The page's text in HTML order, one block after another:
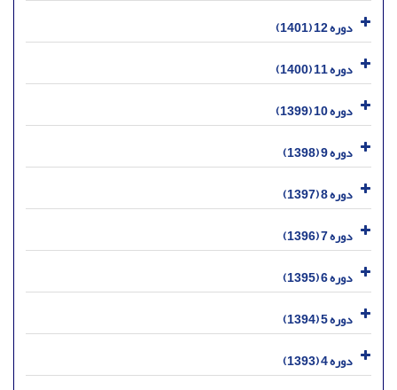
دوره 12 (1401)
دوره 11 (1400)
دوره 10 (1399)
دوره 9 (1398)
دوره 8 (1397)
دوره 7 (1396)
دوره 6 (1395)
دوره 5 (1394)
دوره 4 (1393)